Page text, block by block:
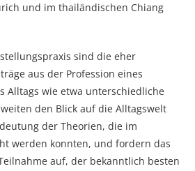
und im thailändischen Chiang
sind die eher
aus der Profession eines
Alltags wie etwa unterschiedliche
den Blick auf die Alltagswelt
der Theorien, die im
werden konnten, und fordern das
auf, der bekanntlich besten